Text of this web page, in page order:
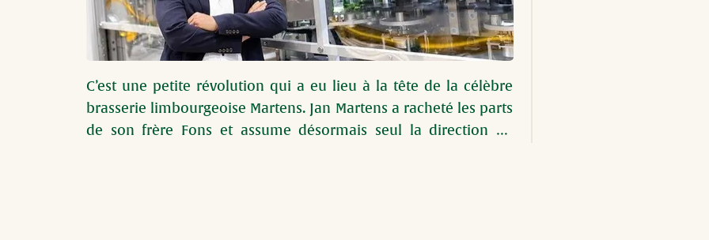
C’est une petite révolution qui a eu lieu à la tête de la célèbre
brasserie limbourgeoise Martens. Jan Martens a racheté les parts
de son frère Fons et assume désormais seul la direction de